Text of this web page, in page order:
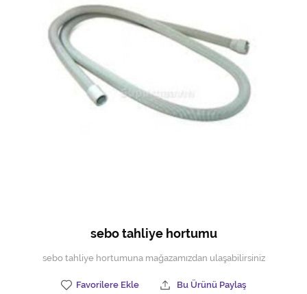
Halı Kurutma Makineleri
Halı Yıkama Makinesi
Hijyen Malzemeleri
Tek-Çift Kovalı Temizlik Arabası
Toptan Temizlik Malzemeleri
sebo tahliye hortumu
sebo tahliye hortumuna mağazamızdan ulaşabilirsiniz
Favorilere Ekle Bu Ürünü Paylaş